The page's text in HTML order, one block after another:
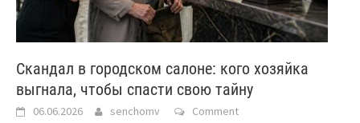
Скандал в городском салоне: кого хозяйка
выгнала, чтобы спасти свою тайну
06.06.2026 senchomv Comment